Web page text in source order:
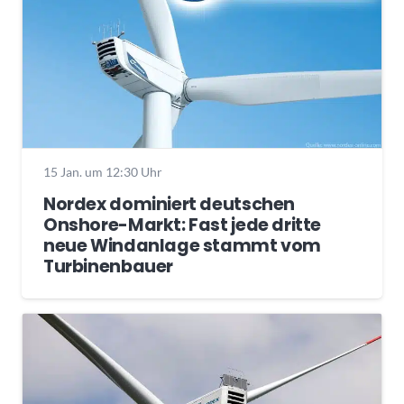
15 Jan. um 12:30 Uhr
Nordex dominiert deutschen
Onshore-Markt: Fast jede dritte
neue Windanlage stammt vom
Turbinenbauer